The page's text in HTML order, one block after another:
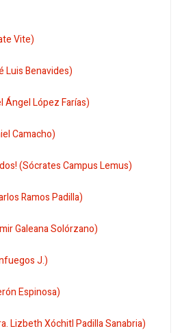
Vite)
Luis Benavides)
López Farías)
Camacho)
(Sócrates Campus Lemus)
Ramos Padilla)
Galeana Solórzano)
J.)
Espinosa)
Lizbeth Xóchitl Padilla Sanabria)